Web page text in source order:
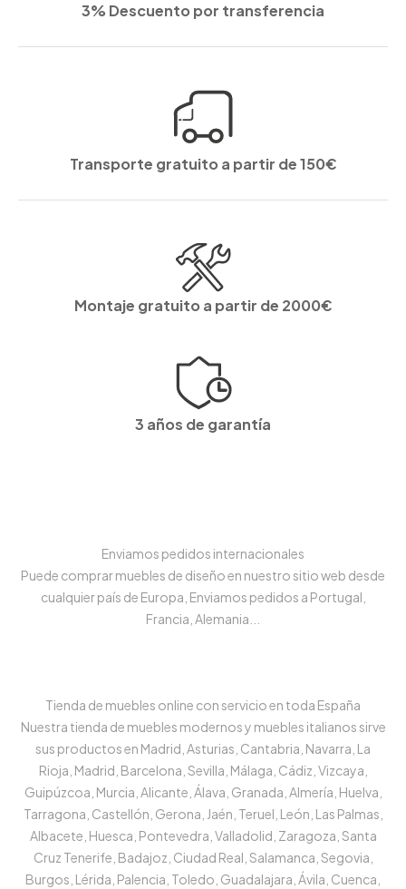
3% Descuento por transferencia
Transporte gratuito a partir de 150€
Montaje gratuito a partir de 2000€
3 años de garantía
Enviamos pedidos internacionales
Puede comprar muebles de diseño en nuestro sitio web desde
cualquier país de Europa, Enviamos pedidos a Portugal,
Francia, Alemania...
Tienda de muebles online con servicio en toda España
Nuestra tienda de muebles modernos y muebles italianos sirve
sus productos en Madrid, Asturias, Cantabria, Navarra, La
Rioja, Madrid, Barcelona, Sevilla, Málaga, Cádiz, Vizcaya,
Guipúzcoa, Murcia, Alicante, Álava, Granada, Almería, Huelva,
Tarragona, Castellón, Gerona, Jaén, Teruel, León, Las Palmas,
Albacete, Huesca, Pontevedra, Valladolid, Zaragoza, Santa
Cruz Tenerife, Badajoz, Ciudad Real, Salamanca, Segovia,
Burgos, Lérida, Palencia, Toledo, Guadalajara, Ávila, Cuenca,